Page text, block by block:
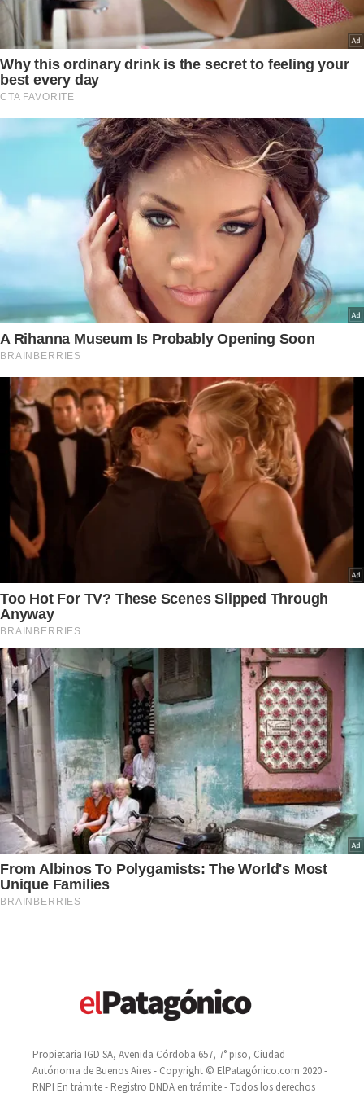
Propietaria IGD SA, Avenida Córdoba 657, 7° piso, Ciudad
Autónoma de Buenos Aires - Copyright © ElPatagónico.com 2020 -
RNPI En trámite - Registro DNDA en trámite - Todos los derechos